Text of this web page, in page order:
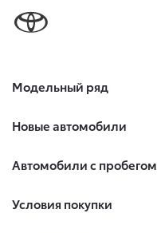
Модельный ряд
Новые автомобили
Автомобили с пробегом
Условия покупки